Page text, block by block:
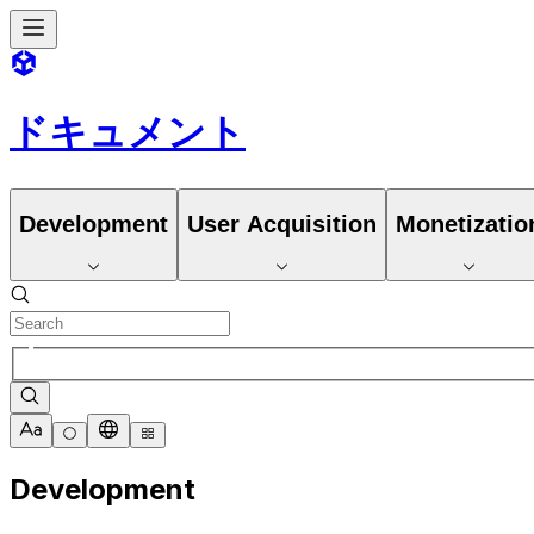
ドキュメント
Development User Acquisition
Development